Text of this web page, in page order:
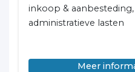
inkoop &
administratieve lasten
Meer